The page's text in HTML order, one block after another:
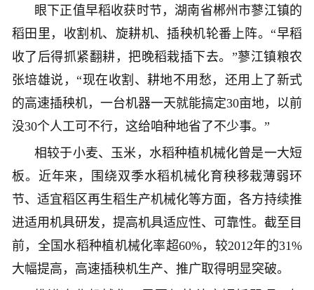
眼下正值早稻收获时节，湖南省郴州市蓼江镇的
稻田里，收割机、旋耕机、插秧机轮番上阵。“早稻
收了后得抓紧翻耕，把晚稻栽插下去。”蓼江镇粮农
张培雄说，“现在收割、耕地不用愁，还用上了新式
的高速插秧机，一台机器一天就能搞定30亩地，以前
没30个人工可不行，这给咱种地省了不少事。”
相较于小麦、玉米，水稻种植机械化曾是一大短
板。近年来，围绕双季水稻机械化育秧移栽薄弱环
节、适宜稻区再生稻生产机械化等方面，各方持续推
进适用机具研发，提高机具适应性、可靠性。截至目
前，全国水稻种植机械化率超60%，较2012年的31%
大幅提高，高速插秧机生产、推广取得明显突破。